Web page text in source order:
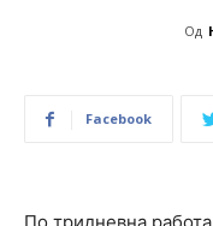
Од
Facebook